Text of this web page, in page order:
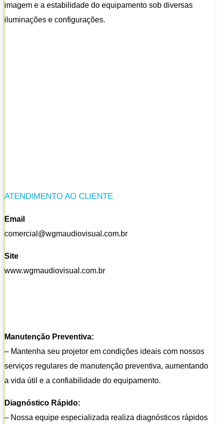
imagem e a estabilidade do equipamento sob diversas
iluminações e configurações.
ATENDIMENTO AO CLIENTE
Email
comercial@wgmaudiovisual.com.br
Site
www.wgmaudiovisual.com.br
Manutenção Preventiva:
– Mantenha seu projetor em condições ideais com nossos
serviços regulares de manutenção preventiva, aumentando
a vida útil e a confiabilidade do equipamento.
Diagnóstico Rápido:
– Nossa equipe especializada realiza diagnósticos rápidos